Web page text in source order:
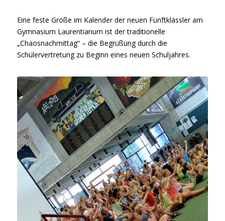
Eine feste Größe im Kalender der neuen Fünftklässler am
Gymnasium Laurentianum ist der traditionelle
„Chaosnachmittag“ – die Begrüßung durch die
Schülervertretung zu Beginn eines neuen Schuljahres.